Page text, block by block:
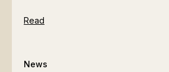
Read
News